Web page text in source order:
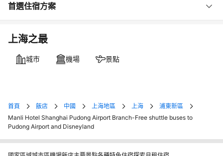
首選住宿方案
上海之最
城市 機場 景點
首頁 飯店 中國 上海地區 上海
浦東新區
Manli Hotel Shanghai Pudong Airport Branch-Free shuttle buses to
Pudong Airport and Disneyland